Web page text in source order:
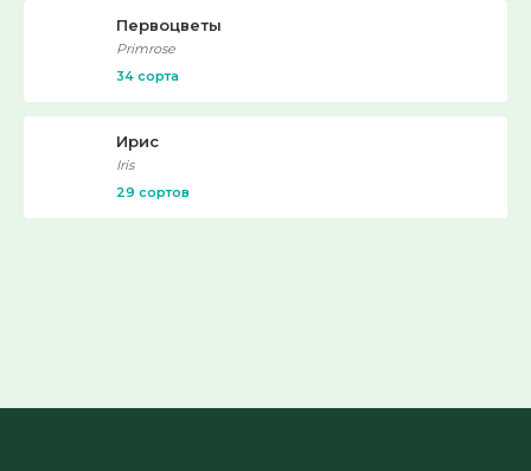
Первоцветы
Primrose
34 сорта
Ирис
Iris
29 сортов